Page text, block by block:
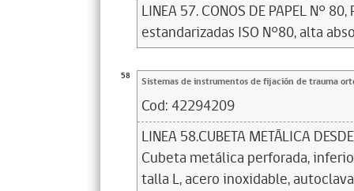
LINEA 57. CONOS DE PAPEL N°
estandarizadas ISO N°80, alta
58 Sistemas de instrumentos de fijación de trauma
Cod: 42294209
LINEA 58.CUBETA METÁLICA
Cubeta metálica perforada,
talla L, acero inoxidable,